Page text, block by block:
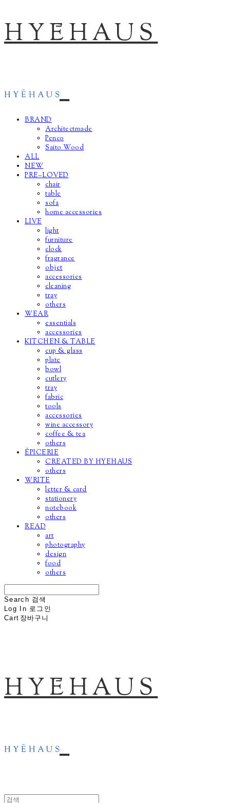
HYĒHAUS
BRAND
Architectmade
Penco
Saito Wood
ALL
NEW
PRE–LOVED
chair
table
sofa
home accessories
LIVE
light
furniture
clock
fragrance
objet
accessories
cleaning
tray
others
WEAR
essentials
accessories
KITCHEN & TABLE
cup & glass
plate
bowl
cutlery
tray
fabric
tools
accessories
wine accessory
coffee & tea
others
ÉPICERIE
CREATED BY HYEHAUS
others
WRITE
letter & card
stationery
notebook
others
READ
art
photography
design
food
others
Search 검색
Log In 로그인
Cart 장바구니
HYĒHAUS